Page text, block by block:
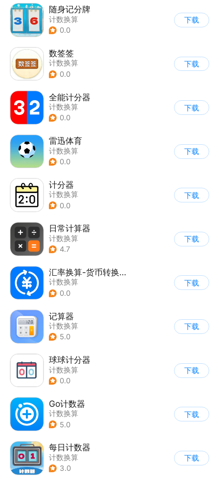
随身记分牌
计数换算
0.0
下载
数签签
计数换算
0.0
下载
全能计分器
计数换算
0.0
下载
雷迅体育
计数换算
0.0
下载
计分器
计数换算
0.0
下载
日常计算器
计数换算
4.7
下载
汇率换算-货币转换器
计数换算
0.0
下载
记算器
计数换算
5.0
下载
球球计分器
计数换算
0.0
下载
Go计数器
计数换算
5.0
下载
每日计数器
计数换算
3.0
下载